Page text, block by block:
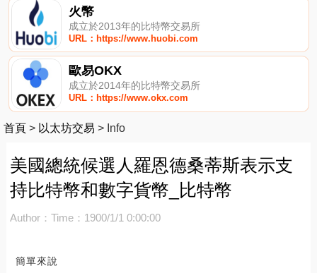
火幣
成立於2013年的比特幣交易所
URL：https://www.huobi.com
歐易OKX
成立於2014年的比特幣交易所
URL：https://www.okx.com
首頁 > 以太坊交易 > Info
美國總統候選人羅恩德桑蒂斯表示支
持比特幣和數字貨幣_比特幣
Author： Time：1900/1/1 0:00:00
簡單來說